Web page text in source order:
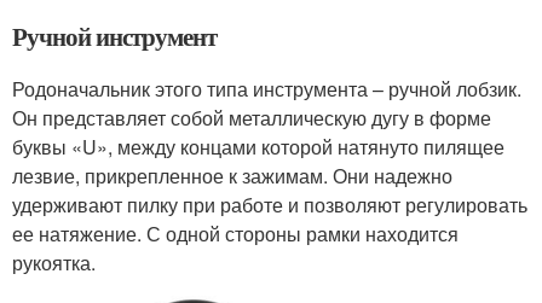
Ручной инструмент
Родоначальник этого типа инструмента – ручной лобзик.
Он представляет собой металлическую дугу в форме
буквы «U», между концами которой натянуто пилящее
лезвие, прикрепленное к зажимам. Они надежно
удерживают пилку при работе и позволяют регулировать
ее натяжение. С одной стороны рамки находится
рукоятка.